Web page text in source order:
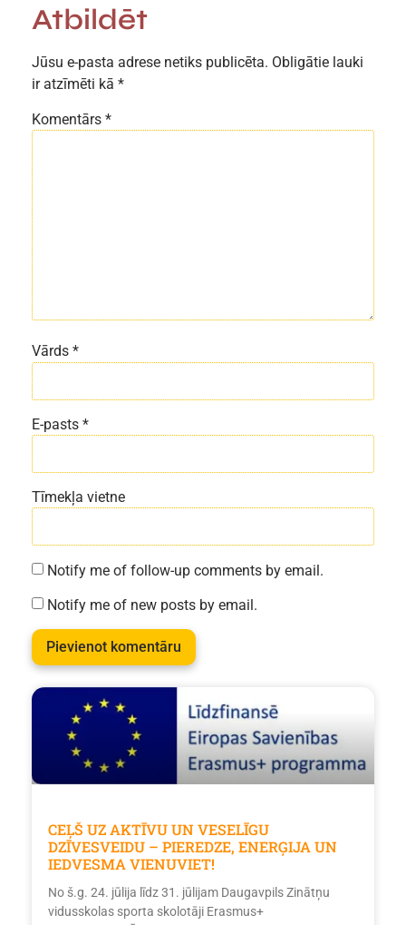
Atbildēt
Jūsu e-pasta adrese netiks publicēta. Obligātie lauki
ir atzīmēti kā *
Komentārs *
Vārds *
E-pasts *
Tīmekļa vietne
Notify me of follow-up comments by email.
Notify me of new posts by email.
CEĻŠ UZ AKTĪVU UN VESELĪGU
DZĪVESVEIDU – PIEREDZE, ENERĢIJA UN
IEDVESMA VIENUVIET!
No š.g. 24. jūlija līdz 31. jūlijam Daugavpils Zinātņu
vidusskolas sporta skolotāji Erasmus+